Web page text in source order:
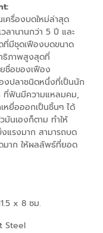
เครื่องบดใหม่ล่าสุด
ลานานกว่า 5 ปี และ
ที่มีชุดเฟืองบดขนาด
ธิภาพสูงสุดที่
ชื่อของเฟือง
งปลาชนิดหนึ่งที่เป็นนัก
ที่ฟันมีความแหลมคม,
หยื่อออกเป็นชิ้นๆ ได้
นเองก็ตาม ทำให้
แรงมาก สามารถบด
มาก ให้ผลลัพธ์ที่ยอด
x 8 ซม.
Steel